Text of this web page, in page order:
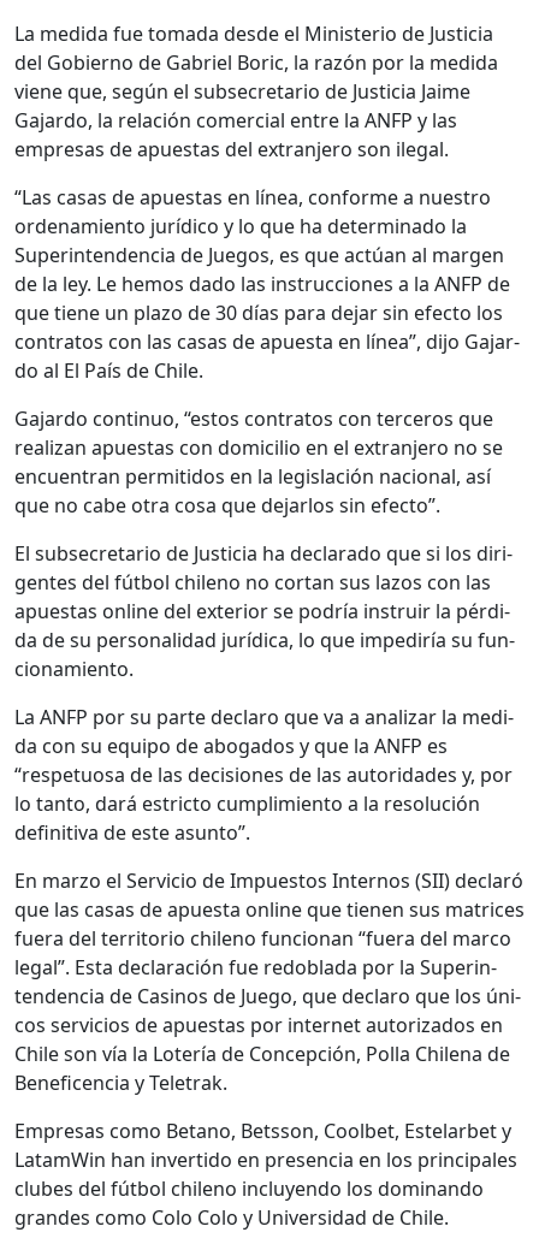
La medi­da fue toma­da des­de el Min­is­te­rio de Jus­ti­cia
del Gob­ier­no de Gabriel Boric, la razón por la medi­da
viene que, según el sub­sec­re­tario de Jus­ti­cia Jaime
Gajar­do, la relación com­er­cial entre la ANFP y las
empre­sas de apues­tas del extran­jero son ile­gal.
“Las casas de apues­tas en línea, con­forme a nue­stro
orde­namien­to jurídi­co y lo que ha deter­mi­na­do la
Super­in­ten­den­cia de Jue­gos, es que actúan al mar­gen
de la ley. Le hemos dado las instruc­ciones a la ANFP de
que tiene un pla­zo de 30 días para dejar sin efec­to los
con­tratos con las casas de apues­ta en línea”, dijo Gajar­
do al El País de Chile.
Gajar­do con­tin­uo, “estos con­tratos con ter­ceros que
real­izan apues­tas con domi­cilio en el extran­jero no se
encuen­tran per­mi­ti­dos en la leg­is­lación nacional, así
que no cabe otra cosa que dejar­los sin efec­to”.
El sub­sec­re­tario de Jus­ti­cia ha declar­a­do que si los diri­
gentes del fút­bol chileno no cor­tan sus lazos con las
apues­tas online del exte­ri­or se podría instru­ir la pér­di­
da de su per­son­al­i­dad jurídi­ca, lo que impediría su fun­
cionamien­to.
La ANFP por su parte declaro que va a analizar la medi­
da con su equipo de abo­ga­dos y que la ANFP es
“respetu­osa de las deci­siones de las autori­dades y, por
lo tan­to, dará estric­to cumplim­ien­to a la res­olu­ción
defin­i­ti­va de este asun­to”.
En mar­zo el Ser­vi­cio de Impuestos Inter­nos (SII) declaró
que las casas de apues­ta online que tienen sus matri­ces
fuera del ter­ri­to­rio chileno fun­cio­nan “fuera del mar­co
legal”. Esta declaración fue redobla­da por la Super­in­
ten­den­cia de Casi­nos de Juego, que declaro que los úni­
cos ser­vi­cios de apues­tas por inter­net autor­iza­dos en
Chile son vía la Lotería de Con­cep­ción, Pol­la Chile­na de
Benef­i­cen­cia y Tele­trak.
Empre­sas como Betano, Bets­son, Cool­bet, Este­lar­bet y
LatamWin han inver­tido en pres­en­cia en los prin­ci­pales
clubes del fút­bol chileno incluyen­do los dom­i­nan­do
grandes como Colo Colo y Uni­ver­si­dad de Chile.